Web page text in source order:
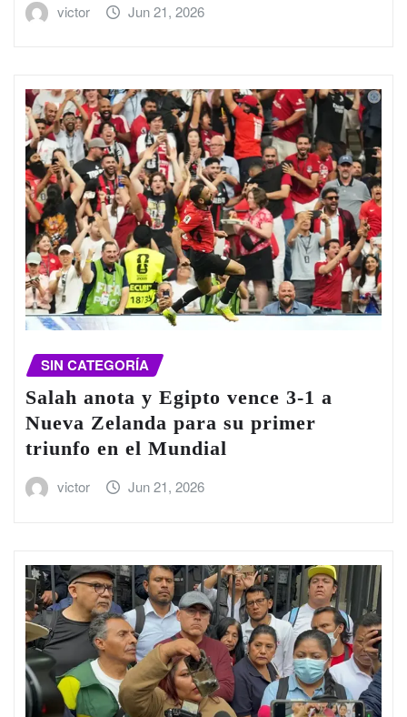
victor Jun 21, 2026
SIN CATEGORÍA
Salah anota y Egipto vence 3-1 a
Nueva Zelanda para su primer
triunfo en el Mundial
victor Jun 21, 2026